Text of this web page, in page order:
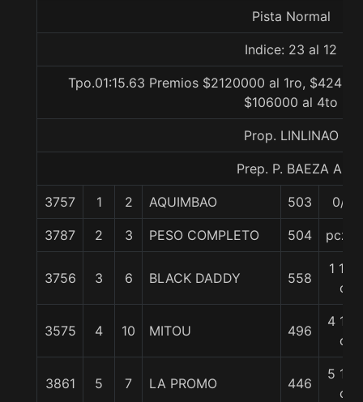
Pista Normal
Indice: 23 al 12
Tpo.01:15.63 Premios $2120000 al 1ro,
$106000 al 4to
Prop. LINLINAO
Prep. P. BAEZA A.
3757 1 2 AQUIMBAO 503 0/0
3787 2 3 PESO COMPLETO 504 pczo.
3756 3 6 BLACK DADDY 558
1 1/2
c
3575 4 10 MITOU 496
4 1/2
c
3861 5 7 LA PROMO 446
5 1/4
c